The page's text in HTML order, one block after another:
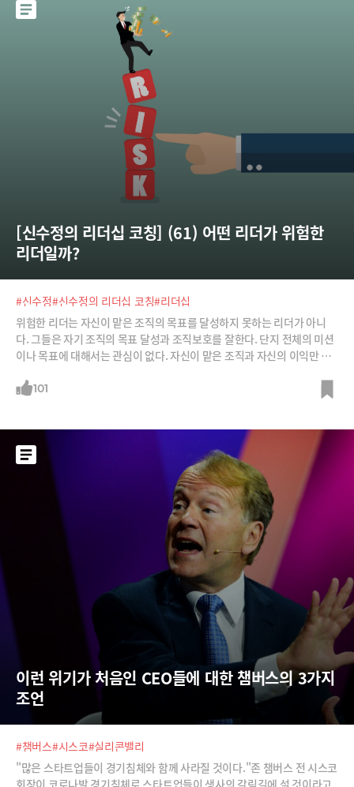
뷰 영상들을 뒤져보았다. 함께 나누고 싶은 그의 말들을 여기 되새겨 본다.
1. “창작이란 머릿속에 낚싯대 하나를 늘 던져놓고 있는 거예요” - 창조 세
포를 늘 깨워놓기새로운 시작은 늘 어렵다. 더구나 그는 자신도 보지 못한
존재들을 상상으로 만들어내는 사람이다. 다큐멘터리 속에서 그가 가장 많
[신수정의 리더십 코칭] (61) 어떤 리더가 위험한
리더일까?
#신수정#신수정의 리더십 코칭#리더십
위험한 리더는 자신이 맡은 조직의 목표를 달성하지 못하는 리더가 아니
다. 그들은 자기 조직의 목표 달성과 조직보호를 잘한다. 단지 전체의 미션
이나 목표에 대해서는 관심이 없다. 자신이 맡은 조직과 자신의 이익만 관
자신의 추종자들에게는 사적 네트워크를 만들어 충성과 인기를 얻고 보호
101
이런 위기가 처음인 CEO들에 대한 챔버스의 3가지
조언
#챔버스#시스코#실리콘밸리
"많은 스타트업들이 경기침체와 함께 사라질 것이다."존 챔버스 전 시스코
회장이 코로나발 경기침체로 스타트업들이 생사의 갈림길에 설 것이라고